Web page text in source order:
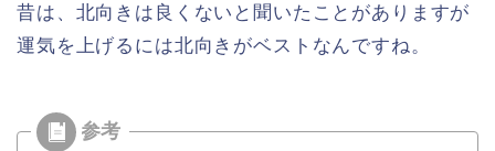
昔は、北向きは良くないと聞いたことがありますが
運気を上げるには北向きがベストなんですね。